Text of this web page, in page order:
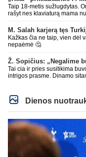
Taip 18-metis sužlugdytas.
rašyt nes klaviaturą mama
M. Salah karjerą tęs
Kažkas čia ne taip, vien dėl
nepaėmė 🤔
Ž. Sopičius: „Negalime
Tai cia ir pries susitikima
intrigos prasme. Dinamo
Dienos